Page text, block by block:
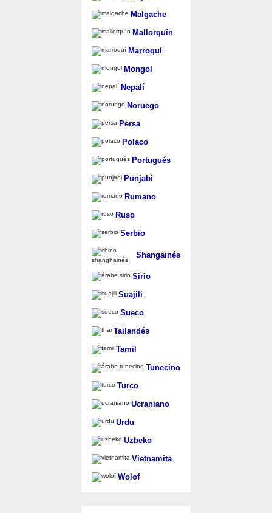
Malgache
Mallorquín
Marroquí
Mongol
Nepalí
Noruego
Persa
Polaco
Portugués
Punjabi
Rumano
Ruso
Serbio
Shangainés
Sirio
Suajili
Sueco
Tailandés
Tamil
Tunecino
Turco
Ucraniano
Urdu
Uzbeko
Vietnamita
Wolof